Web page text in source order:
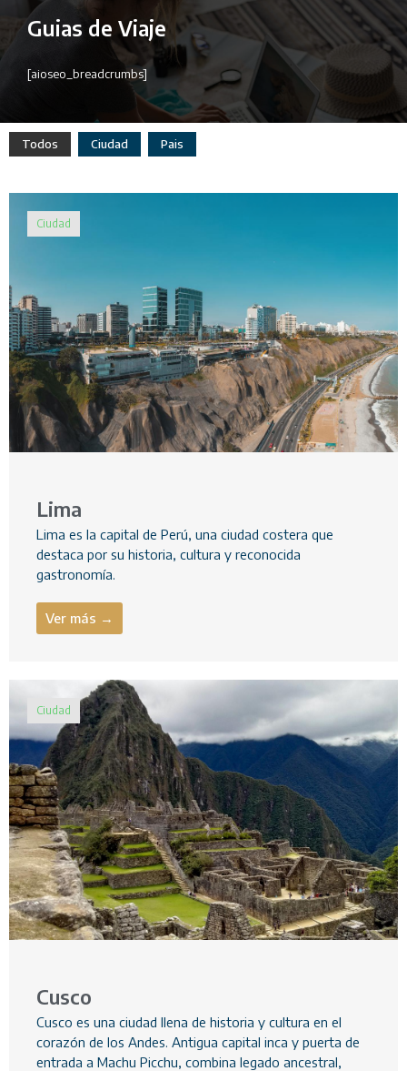
Guias de Viaje
[aioseo_breadcrumbs]
Todos Ciudad Pais
Ciudad
Lima
Lima es la capital de Perú, una ciudad costera que
destaca por su historia, cultura y reconocida
gastronomía.
Ver más →
Ciudad
Cusco
Cusco es una ciudad llena de historia y cultura en el
corazón de los Andes. Antigua capital inca y puerta de
entrada a Machu Picchu, combina legado ancestral,